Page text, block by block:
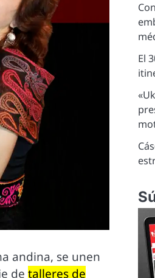
andina, se unen
detalleres de
El